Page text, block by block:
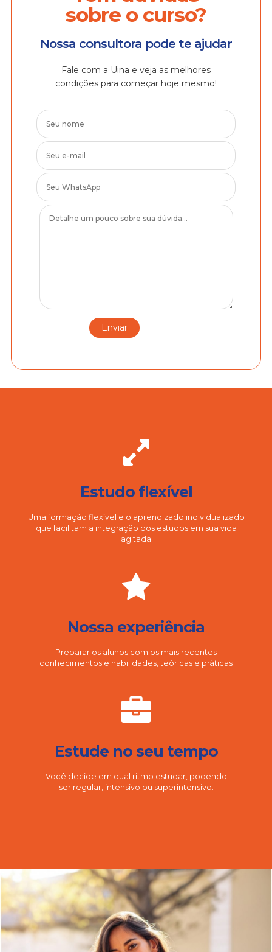
sobre o curso?
Nossa consultora pode te ajudar
Fale com a Uina e veja as melhores
condições para começar hoje mesmo!
Estudo flexível
Uma formação flexível e o aprendizado individualizado
que facilitam a integração dos estudos em sua vida
agitada
Nossa experiência
Preparar os alunos com os mais recentes
conhecimentos e habilidades, teóricas e práticas
Estude no seu tempo
Você decide em qual ritmo estudar, podendo
ser regular, intensivo ou superintensivo.